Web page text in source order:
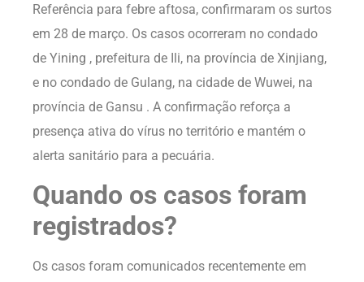
Referência para febre aftosa, confirmaram os surtos
em 28 de março. Os casos ocorreram no condado
de Yining , prefeitura de Ili, na província de Xinjiang,
e no condado de Gulang, na cidade de Wuwei, na
província de Gansu . A confirmação reforça a
presença ativa do vírus no território e mantém o
alerta sanitário para a pecuária.
Quando os casos foram
registrados?
Os casos foram comunicados recentemente em